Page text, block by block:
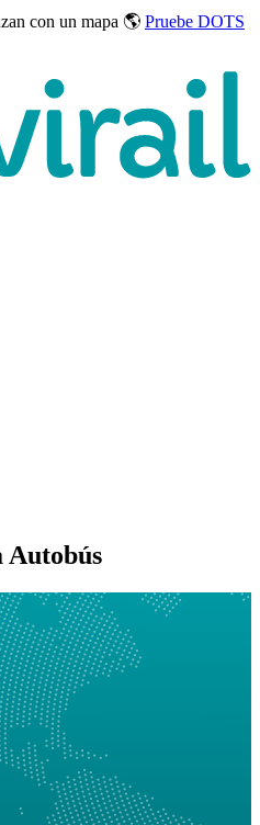
con un mapa 🌎 Pruebe DOTS
Autobús